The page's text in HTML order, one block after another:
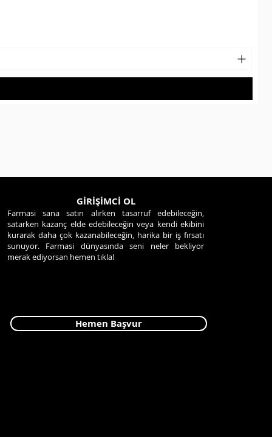
GİRİŞİMCİ OL
Farmasi sana satın alırken tasarruf edebileceğin,
satarken kazanç elde edebileceğin veya kendi ekibini
kurarak daha çok kazanabileceğin, harika bir iş fırsatı
sunuyor. Farmasi dünyasında seni neler bekliyor
merak ediyorsan hemen tıkla!
Hemen Başvur